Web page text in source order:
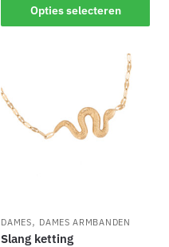
Opties selecteren
product
heeft
Deze
optie
kan
gekozen
productpagina
DAMES, DAMES ARMBANDEN
Slang ketting